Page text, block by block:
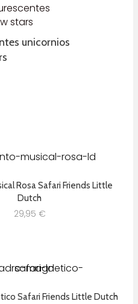
unicornios
Rosa Safari Friends Little
Dutch
29,95 €
Safari Friends Little Dutch